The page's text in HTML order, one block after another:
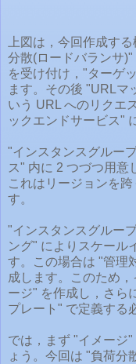
上図は，今回作成す
分散(ロードバランサ
を受け付け，"ターゲ
ます。その後 "URLマ
いう URL へのリクエ
ックエンドサービス"
"インスタンスグルー
ス" 内に 2 つづつ用意
これはリージョンを
す。
"インスタンスグルー
ング" によりスケール
す。この場合は "管理
成します。このため
ージ" を作成し，さら
プレート" で定義する
では，まず "イメージ
ょう。今回は "負荷分